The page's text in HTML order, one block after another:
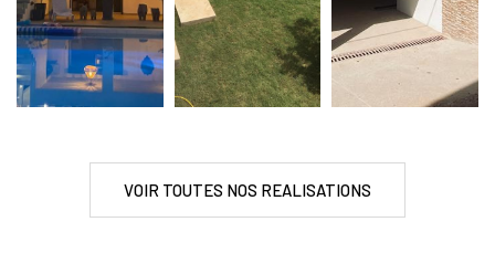
VOIR TOUTES NOS REALISATIONS